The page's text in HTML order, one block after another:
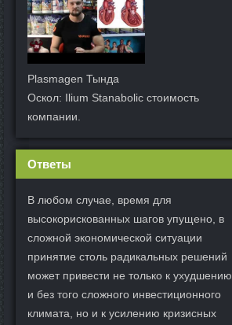
Plasmagen Тында
Оскол: Ilium Stanabolic стоимость
компании.
Ответы
В любом случае, время для
высокорискованных шагов упущено, в
сложной экономической ситуации
принятие столь радикальных решений
может привести не только к ухудшению
и без того сложного инвестиционного
климата, но и к усилению кризисных